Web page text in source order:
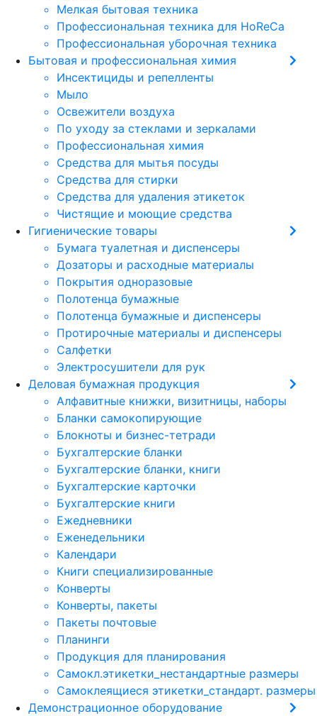
Мелкая бытовая техника
Профессиональная техника для HoReCa
Профессиональная уборочная техника
Бытовая и профессиональная химия
Инсектициды и репелленты
Мыло
Освежители воздуха
По уходу за стеклами и зеркалами
Профессиональная химия
Средства для мытья посуды
Средства для стирки
Средства для удаления этикеток
Чистящие и моющие средства
Гигиенические товары
Бумага туалетная и диспенсеры
Дозаторы и расходные материалы
Покрытия одноразовые
Полотенца бумажные
Полотенца бумажные и диспенсеры
Протирочные материалы и диспенсеры
Салфетки
Электросушители для рук
Деловая бумажная продукция
Алфавитные книжки, визитницы, наборы
Бланки самокопирующие
Блокноты и бизнес-тетради
Бухгалтерские бланки
Бухгалтерские бланки, книги
Бухгалтерские карточки
Бухгалтерские книги
Ежедневники
Еженедельники
Календари
Книги специализированные
Конверты
Конверты, пакеты
Пакеты почтовые
Планинги
Продукция для планирования
Самокл.этикетки_нестандартные размеры
Самоклеящиеся этикетки_стандарт. размеры
Демонстрационное оборудование